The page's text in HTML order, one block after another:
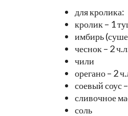
для кролика:
кролик – 1
имбирь
чеснок – 2
чили
орегано – 2
соевый соус
сливочное
соль